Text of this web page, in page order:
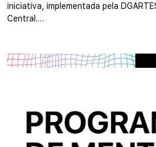
iniciativa, implementada pela
Central.…